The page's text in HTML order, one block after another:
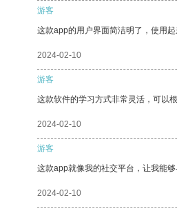
游客
这款app的用户界面简洁明了，使用
2024-02-10
游客
这款软件的学习方式非常灵活，可以
2024-02-10
游客
这款app就像我的社交平台，让我能够
2024-02-10